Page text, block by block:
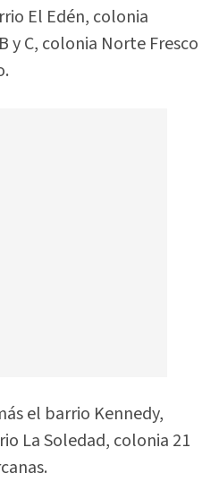
El Edén, colonia
y C, colonia Norte Fresco
el barrio Kennedy,
La Soledad, colonia 21